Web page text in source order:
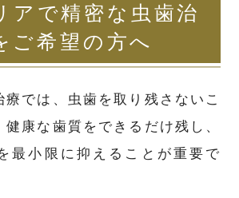
アで精密な虫歯治
ご希望の方へ
療では、虫歯を取り残さないこ
健康な歯質をできるだけ残し、
最小限に抑えることが重要で